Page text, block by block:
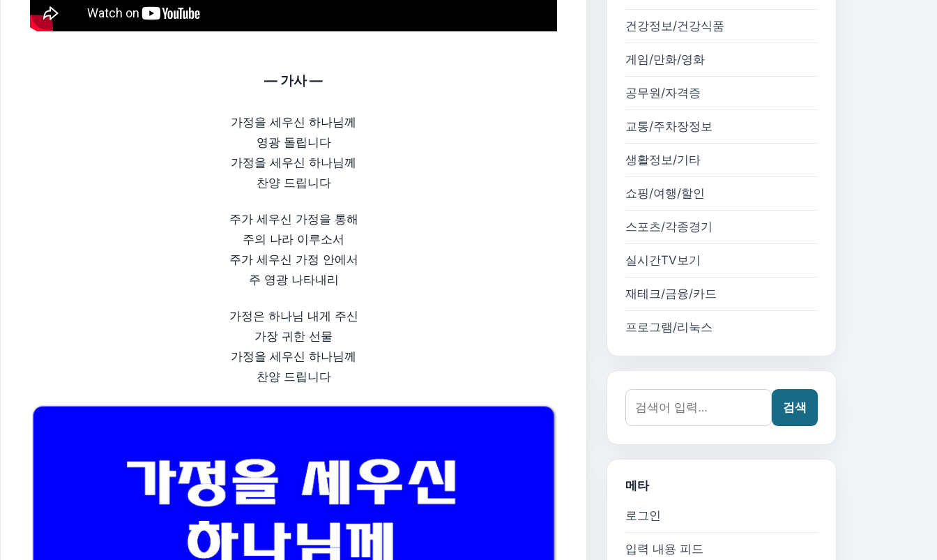
— 가사 —
가정을 세우신 하나님께
영광 돌립니다
가정을 세우신 하나님께
찬양 드립니다
주가 세우신 가정을 통해
주의 나라 이루소서
주가 세우신 가정 안에서
주 영광 나타내리
가정은 하나님 내게 주신
가장 귀한 선물
가정을 세우신 하나님께
찬양 드립니다
건강정보/건강식품
게임/만화/영화
공무원/자격증
교통/주차장정보
생활정보/기타
쇼핑/여행/할인
스포츠/각종경기
실시간TV보기
재테크/금융/카드
프로그램/리눅스
검색어:
검색
메타
로그인
입력 내용 피드